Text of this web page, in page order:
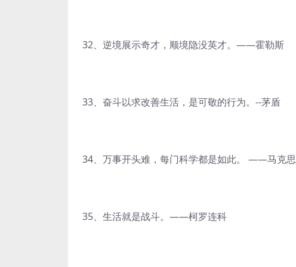
32、逆境展示奇才，顺境隐没英才。——霍勒斯
33、奋斗以求改善生活，是可敬的行为。--茅盾
34、万事开头难，每门科学都是如此。 ——马克思
35、生活就是战斗。——柯罗连科